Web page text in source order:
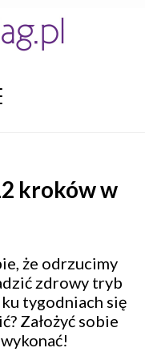
kroków w
że odrzucimy
zdrowy tryb
tygodniach się
Założyć sobie